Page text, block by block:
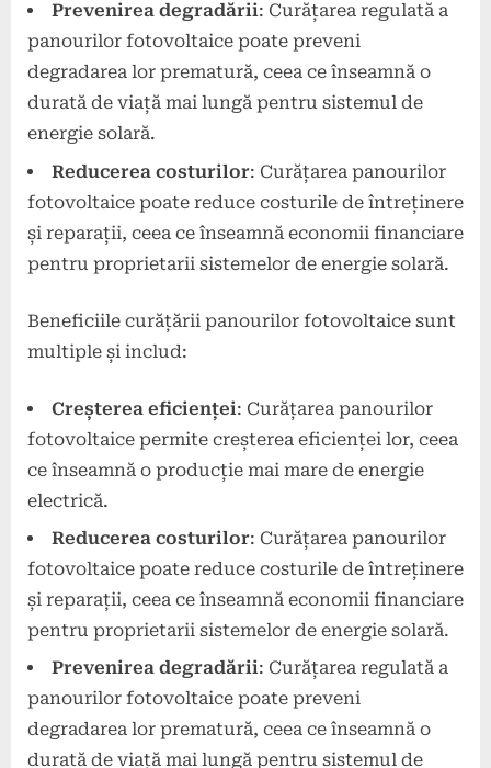
Prevenirea degradării: Curățarea regulată a
panourilor fotovoltaice poate preveni
degradarea lor prematură, ceea ce înseamnă o
durată de viață mai lungă pentru sistemul de
energie solară.
Reducerea costurilor: Curățarea panourilor
fotovoltaice poate reduce costurile de întreținere
și reparații, ceea ce înseamnă economii financiare
pentru proprietarii sistemelor de energie solară.
Beneficiile curățării panourilor fotovoltaice sunt
multiple și includ:
Creșterea eficienței: Curățarea panourilor
fotovoltaice permite creșterea eficienței lor, ceea
ce înseamnă o producție mai mare de energie
electrică.
Reducerea costurilor: Curățarea panourilor
fotovoltaice poate reduce costurile de întreținere
și reparații, ceea ce înseamnă economii financiare
pentru proprietarii sistemelor de energie solară.
Prevenirea degradării: Curățarea regulată a
panourilor fotovoltaice poate preveni
degradarea lor prematură, ceea ce înseamnă o
durată de viață mai lungă pentru sistemul de